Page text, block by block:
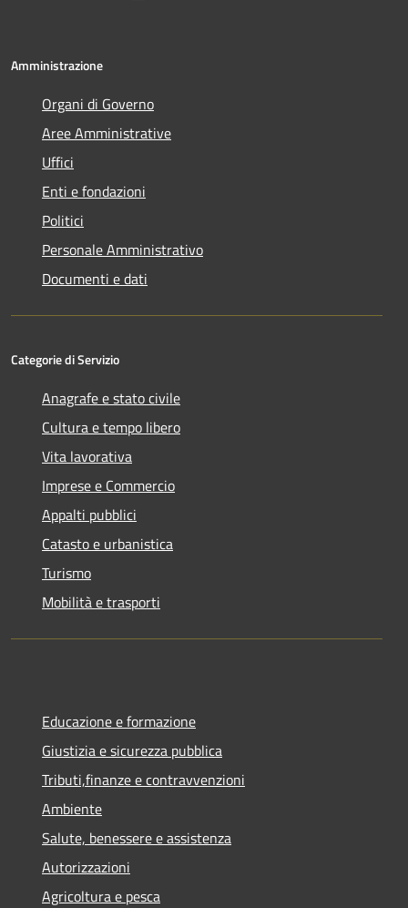
Amministrazione
Organi di Governo
Aree Amministrative
Uffici
Enti e fondazioni
Politici
Personale Amministrativo
Documenti e dati
Categorie di Servizio
Anagrafe e stato civile
Cultura e tempo libero
Vita lavorativa
Imprese e Commercio
Appalti pubblici
Catasto e urbanistica
Turismo
Mobilità e trasporti
Educazione e formazione
Giustizia e sicurezza pubblica
Tributi,finanze e contravvenzioni
Ambiente
Salute, benessere e assistenza
Autorizzazioni
Agricoltura e pesca